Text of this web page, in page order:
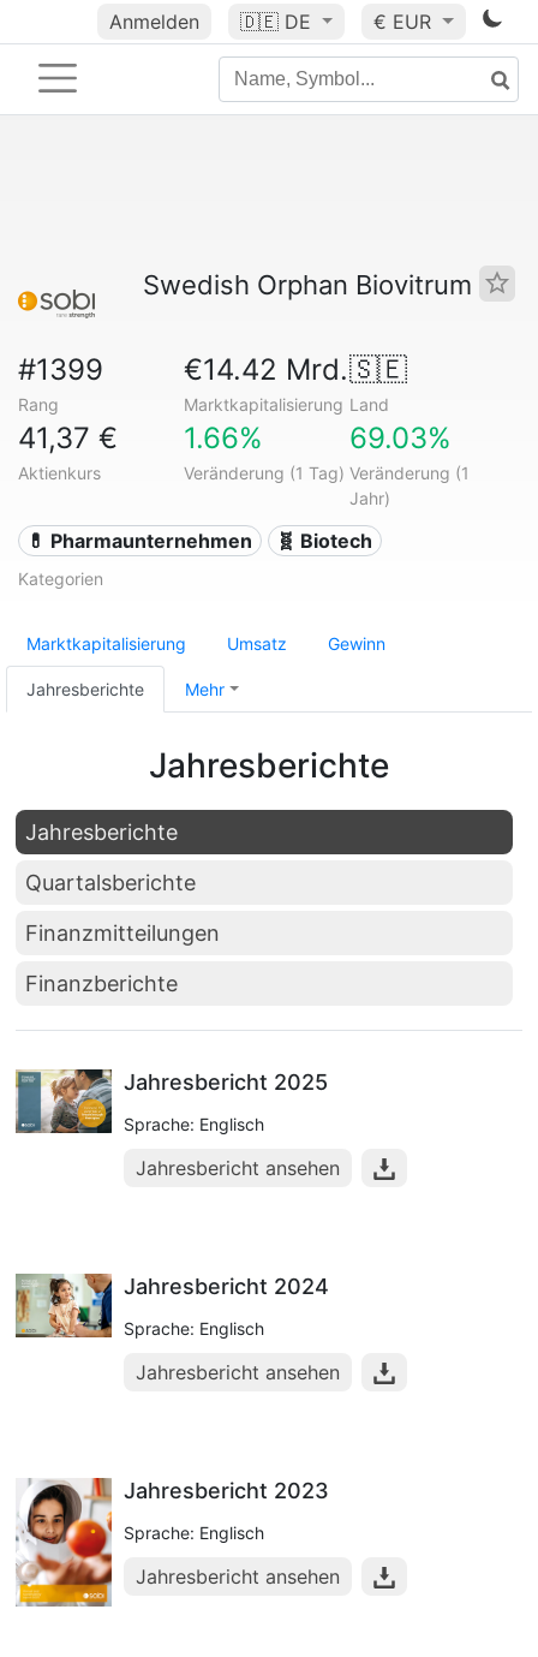
Anmelden 🇩🇪 DE € EUR
Swedish Orphan Biovitrum
#1399
Rang
€14.42 Mrd.
Marktkapitalisierung
🇸🇪
Land
41,37 €
Aktienkurs
1.66%
Veränderung (1 Tag)
69.03%
Veränderung (1
Jahr)
💊 Pharmaunternehmen 🧬 Biotech
Kategorien
Marktkapitalisierung Umsatz Gewinn
Jahresberichte Mehr
Jahresberichte
Jahresberichte
Quartalsberichte
Finanzmitteilungen
Finanzberichte
Jahresbericht 2025
Sprache: Englisch
Jahresbericht ansehen
Jahresbericht 2024
Sprache: Englisch
Jahresbericht ansehen
Jahresbericht 2023
Sprache: Englisch
Jahresbericht ansehen